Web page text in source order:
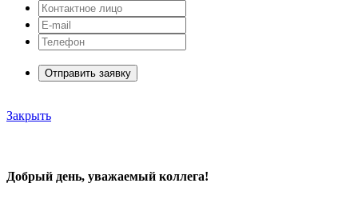
Отправить заявку
Закрыть
Добрый день, уважаемый коллега!